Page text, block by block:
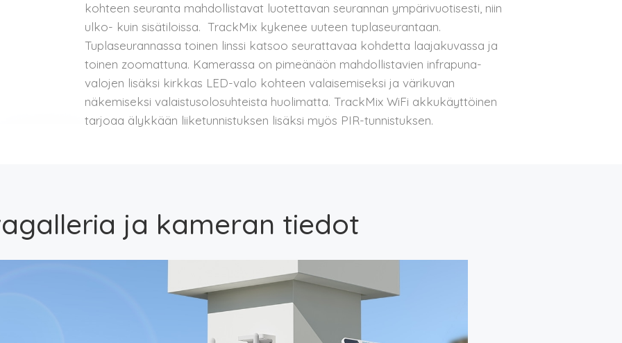
kohteen seuranta mahdollistavat luotettavan seurannan ympärivuotisesti, niin
ulko- kuin sisätiloissa. TrackMix kykenee uuteen tuplaseurantaan.
Tuplaseurannassa toinen linssi katsoo seurattavaa kohdetta laajakuvassa ja
toinen zoomattuna. Kamerassa on pimeänäön mahdollistavien infrapuna-
valojen lisäksi kirkkas LED-valo kohteen valaisemiseksi ja värikuvan
näkemiseksi valaistusolosuhteista huolimatta. TrackMix WiFi akkukäyttöinen
tarjoaa älykkään liiketunnistuksen lisäksi myös PIR-tunnistuksen.
ja kameran tiedot